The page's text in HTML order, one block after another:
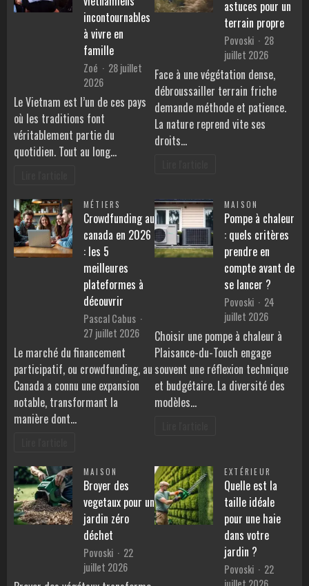
incontournables
à vivre en
famille
Zoé
28 juillet
2026
Le Vietnam est l’un de ces pays
où les traditions font
véritablement partie du
quotidien. Tout au long…
astuces pour un
terrain propre
Povoski
28
juillet 2026
Face à une végétation dense,
débroussailler terrain friche
demande méthode et patience.
La nature reprend vite ses
droits…
MÉTIERS
Crowdfunding au
canada en 2026
: les 5
meilleures
plateformes à
découvrir
Pascal Cabus
27 juillet 2026
Le marché du financement
participatif, ou crowdfunding, au
Canada a connu une expansion
notable, transformant la
manière dont…
MAISON
Pompe à chaleur
: quels critères
prendre en
compte avant de
se lancer ?
Povoski
24
juillet 2026
Choisir une pompe à chaleur à
Plaisance-du-Touch engage
souvent une réflexion technique
et budgétaire. La diversité des
modèles…
MAISON
Broyer des
vegetaux pour un
jardin zéro
déchet
Povoski
22
juillet 2026
EXTÉRIEUR
Quelle est la
taille idéale
pour une haie
dans votre
jardin ?
Povoski
22